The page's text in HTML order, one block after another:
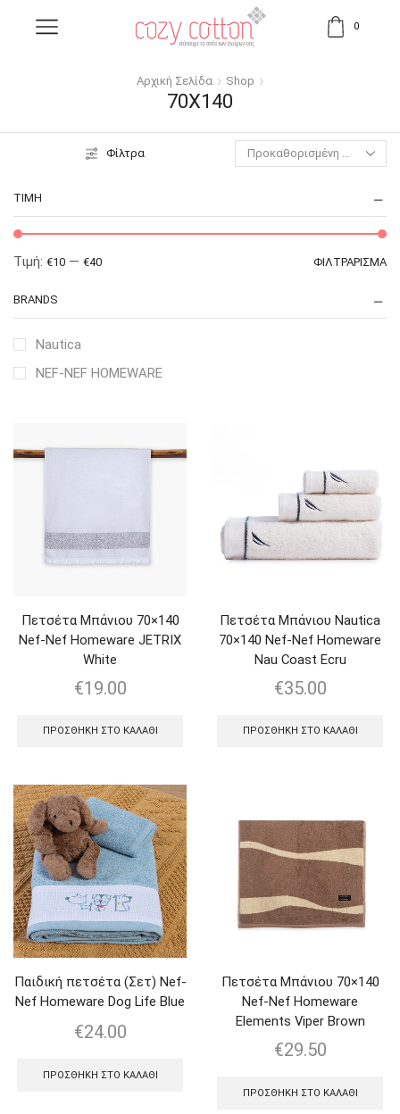
0
Αρχική Σελίδα Shop
70X140
Φίλτρα
ΤΙΜΉ
ΦΙΛΤΡΆΡΙΣΜΑ
Τιμή: €10 — €40
BRANDS
Nautica
NEF-NEF HOMEWARE
Πετσέτα Μπάνιου 70×140
Nef-Nef Homeware JETRIX
White
€19.00
ΠΡΟΣΘΉΚΗ ΣΤΟ ΚΑΛΆΘΙ
Πετσέτα Μπάνιου Nautica
70×140 Nef-Nef Homeware
Nau Coast Ecru
€35.00
ΠΡΟΣΘΉΚΗ ΣΤΟ ΚΑΛΆΘΙ
Παιδική πετσέτα (Σετ) Nef-
Nef Homeware Dog Life Blue
€24.00
ΠΡΟΣΘΉΚΗ ΣΤΟ ΚΑΛΆΘΙ
Πετσέτα Μπάνιου 70×140
Nef-Nef Homeware
Elements Viper Brown
€29.50
ΠΡΟΣΘΉΚΗ ΣΤΟ ΚΑΛΆΘΙ